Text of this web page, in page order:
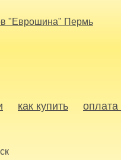
как купить оплата